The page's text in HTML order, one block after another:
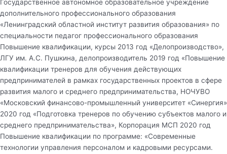
Государственное автономное образовательное учреждение
дополнительного профессионального образования
«Ленинградский областной институт развития образования» по
специальности педагог профессионального образования
Повышение квалификации, курсы 2013 год «Делопроизводство»,
ЛГУ им. А.С. Пушкина, делопроизводитель 2019 год «Повышение
квалификации тренеров для обучения действующих
предпринимателей в рамках государственных проектов в сфере
развития малого и среднего предпринимательства, НОЧУВО
«Московский финансово-промышленный университет «Синергия»
2020 год «Подготовка тренеров по обучению субъектов малого и
среднего предпринимательства», Корпорация МСП 2020 год
Повышение квалификации по программе: «Современные
технологии управления персоналом и кадровыми ресурсами.